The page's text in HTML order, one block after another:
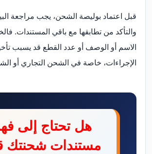
قبل اعتماد بوليصة الشحن، يجب مراجعة
والتأكد من تطابقها مع باقي المستندات.
الاسم أو الوصف أو عدد القطع قد يسبب
الإجراءات، خاصة في الشحن التجاري أو
هل تحتاج إلى
مستندات شحنتك